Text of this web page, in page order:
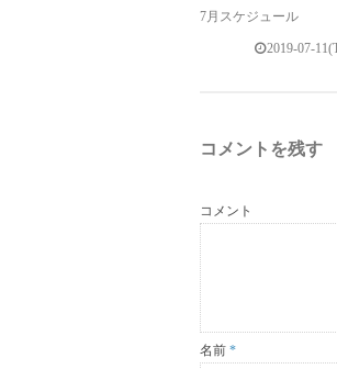
7月スケジュール
2019-07-
コメントを残す
コメント
名前 *